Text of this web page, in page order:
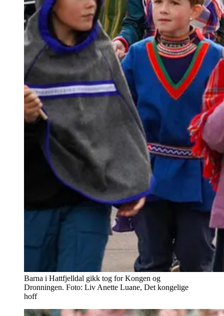
Barna i Hattfjelldal gikk tog for Kongen og
Dronningen. Foto: Liv Anette Luane, Det kongelige
hoff